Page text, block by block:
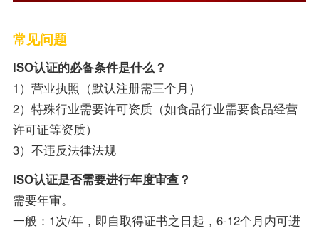
常见问题
ISO认证的必备条件是什么？
1）营业执照（默认注册需三个月）
2）特殊行业需要许可资质（如食品行业需要食品经营
许可证等资质）
3）不违反法律法规
ISO认证是否需要进行年度审查？
需要年审。
一般：1次/年，即自取得证书之日起，6-12个月内可进